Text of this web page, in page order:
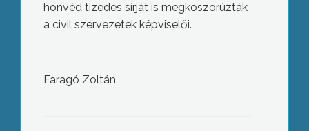
honvéd tizedes sírját is megkoszorúzták
a civil szervezetek képviselői.
Faragó Zoltán